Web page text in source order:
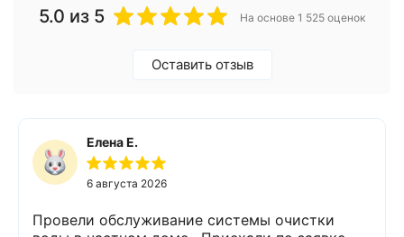
5.0 из 5 На основе 1 525 оценок
Оставить отзыв
Елена Е.
6 августа 2026
Провели обслуживание системы очистки